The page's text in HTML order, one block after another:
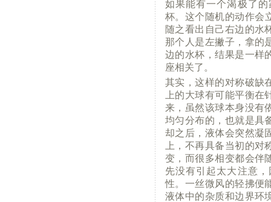
如果能有一个渴极了
杯。这个随机的动作
随之看出自己右边的水
那个人是左撇子，拿的
边的水杯，结果是一样
座相关了。
其实，这样的对称破缺
上的大球有可能平衡
来，虽然该球本身没有
均匀分布的，也就是具
却之后，液体会突然凝
上，不再具备当初的
变，而很多相变都会伴
先没有引起太大注意
性。一丝微风的轻拂便
液体中的杂质和边界环